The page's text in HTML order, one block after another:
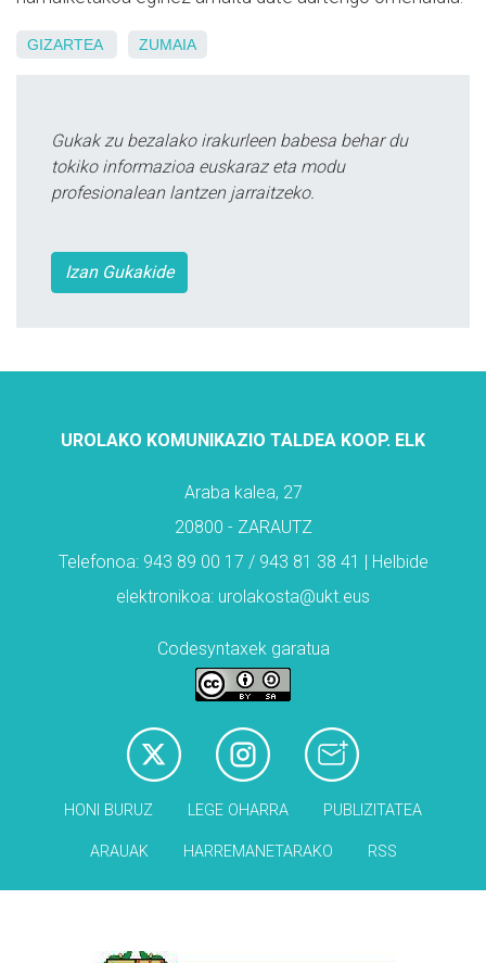
GIZARTEA ZUMAIA
Gukak zu bezalako irakurleen babesa behar du
tokiko informazioa euskaraz eta modu
profesionalean lantzen jarraitzeko.
Izan Gukakide
UROLAKO KOMUNIKAZIO TALDEA KOOP. ELK
Araba kalea, 27
20800 - ZARAUTZ
Telefonoa: 943 89 00 17 / 943 81 38 41 | Helbide
elektronikoa: urolakosta@ukt.eus
Codesyntaxek garatua
HONI BURUZ LEGE OHARRA PUBLIZITATEA
ARAUAK HARREMANETARAKO RSS